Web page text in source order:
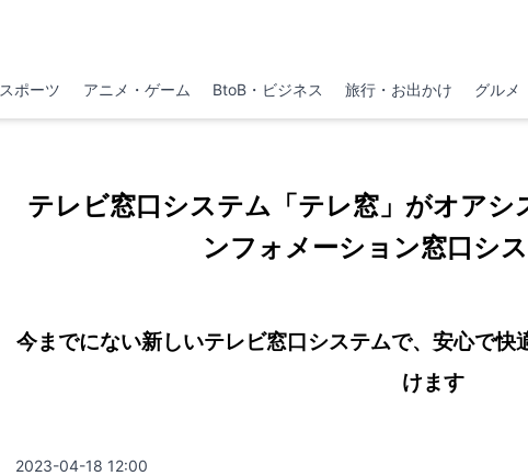
スポーツ アニメ・ゲーム BtoB・ビジネス 旅行・お出かけ グルメ
テレビ窓口システム「テレ窓」がオアシ
ンフォメーション窓口シ
今までにない新しいテレビ窓口システムで、安心で快
けます
2023-04-18 12:00